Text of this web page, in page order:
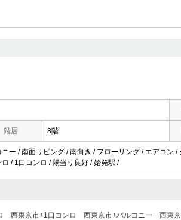
階層 8階
ー / 南面リビング / 南向き / フローリング / エアコン
/ 1口コンロ / 陽当り良好 / 始発駅 /
西東京市+1口コンロ 西東京市+バルコニー 西東